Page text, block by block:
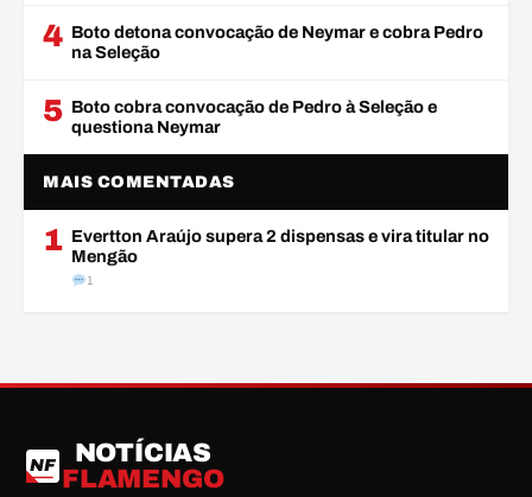
4 Boto detona convocação de Neymar e cobra Pedro
na Seleção
5 Boto cobra convocação de Pedro à Seleção e
questiona Neymar
MAIS COMENTADAS
1 Evertton Araújo supera 2 dispensas e vira titular no
Mengão
1
NF
NOTÍCIAS
FLAMENGO